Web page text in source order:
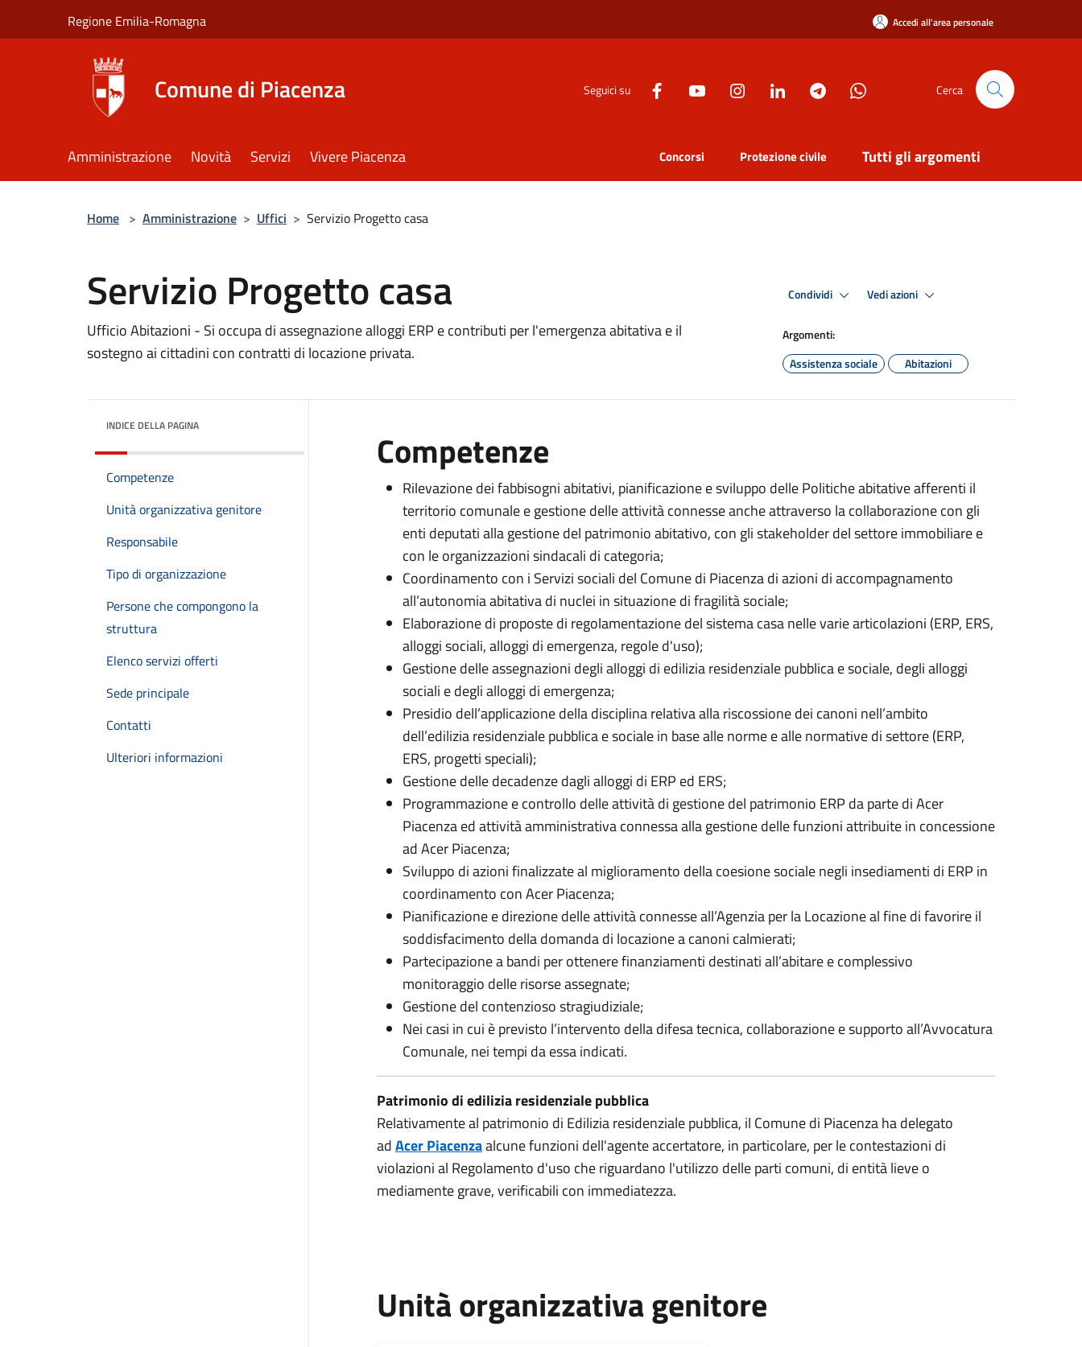
Regione Emilia-Romagna Accedi all'area personale
Comune di Piacenza Seguici su Cerca
Amministrazione Novità Servizi Vivere Piacenza Concorsi Protezione civile Tutti gli argomenti
Home > Amministrazione > Uffici > Servizio Progetto casa
Servizio Progetto casa
Ufficio Abitazioni - Si occupa di assegnazione alloggi ERP e contributi per l'emergenza abitativa e il
sostegno ai cittadini con contratti di locazione privata.
Condividi Vedi azioni
Argomenti:
Assistenza sociale
Abitazioni
INDICE DELLA PAGINA
Competenze
Unità organizzativa genitore
Responsabile
Tipo di organizzazione
Persone che compongono la
struttura
Elenco servizi offerti
Sede principale
Contatti
Ulteriori informazioni
Competenze
Rilevazione dei fabbisogni abitativi, pianificazione e sviluppo delle Politiche abitative afferenti il
territorio comunale e gestione delle attività connesse anche attraverso la collaborazione con gli
enti deputati alla gestione del patrimonio abitativo, con gli stakeholder del settore immobiliare e
con le organizzazioni sindacali di categoria;
Coordinamento con i Servizi sociali del Comune di Piacenza di azioni di accompagnamento
all’autonomia abitativa di nuclei in situazione di fragilità sociale;
Elaborazione di proposte di regolamentazione del sistema casa nelle varie articolazioni (ERP, ERS,
alloggi sociali, alloggi di emergenza, regole d'uso);
Gestione delle assegnazioni degli alloggi di edilizia residenziale pubblica e sociale, degli alloggi
sociali e degli alloggi di emergenza;
Presidio dell’applicazione della disciplina relativa alla riscossione dei canoni nell’ambito
dell’edilizia residenziale pubblica e sociale in base alle norme e alle normative di settore (ERP,
ERS, progetti speciali);
Gestione delle decadenze dagli alloggi di ERP ed ERS;
Programmazione e controllo delle attività di gestione del patrimonio ERP da parte di Acer
Piacenza ed attività amministrativa connessa alla gestione delle funzioni attribuite in concessione
ad Acer Piacenza;
Sviluppo di azioni finalizzate al miglioramento della coesione sociale negli insediamenti di ERP in
coordinamento con Acer Piacenza;
Pianificazione e direzione delle attività connesse all’Agenzia per la Locazione al fine di favorire il
soddisfacimento della domanda di locazione a canoni calmierati;
Partecipazione a bandi per ottenere finanziamenti destinati all’abitare e complessivo
monitoraggio delle risorse assegnate;
Gestione del contenzioso stragiudiziale;
Nei casi in cui è previsto l’intervento della difesa tecnica, collaborazione e supporto all’Avvocatura
Comunale, nei tempi da essa indicati.
Patrimonio di edilizia residenziale pubblica
Relativamente al patrimonio di Edilizia residenziale pubblica, il Comune di Piacenza ha delegato
adAcer Piacenzaalcune funzioni dell'agente accertatore, in particolare, per le contestazioni di
violazioni al Regolamento d'uso che riguardano l'utilizzo delle parti comuni, di entità lieve o
mediamente grave, verificabili con immediatezza.
Unità organizzativa genitore